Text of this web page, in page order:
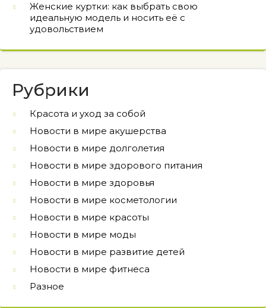
Женские куртки: как выбрать свою
идеальную модель и носить её с
удовольствием
Рубрики
Красота и уход за собой
Новости в мире акушерства
Новости в мире долголетия
Новости в мире здорового питания
Новости в мире здоровья
Новости в мире косметологии
Новости в мире красоты
Новости в мире моды
Новости в мире развитие детей
Новости в мире фитнеса
Разное